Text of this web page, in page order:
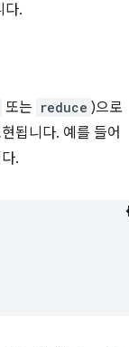
다.
또는 reduce )으로
됩니다. 예를 들어
.